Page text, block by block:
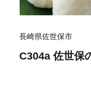
長崎県佐世保市
C304a 佐世保